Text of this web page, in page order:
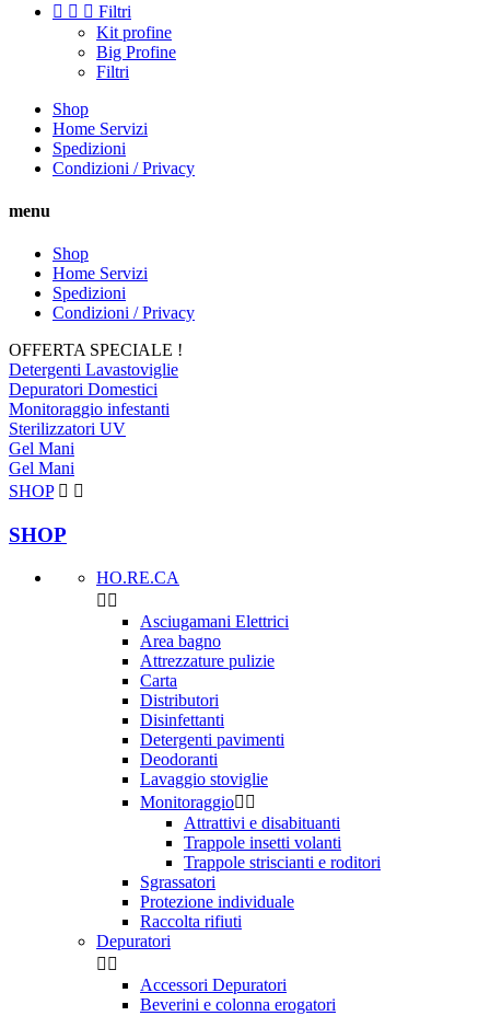
   Filtri
Kit profine
Big Profine
Filtri
Shop
Home Servizi
Spedizioni
Condizioni / Privacy
menu
Shop
Home Servizi
Spedizioni
Condizioni / Privacy
OFFERTA SPECIALE !
Detergenti Lavastoviglie
Depuratori Domestici
Monitoraggio infestanti
Sterilizzatori UV
Gel Mani
Gel Mani
SHOP  
SHOP
HO.RE.CA
 
Asciugamani Elettrici
Area bagno
Attrezzature pulizie
Carta
Distributori
Disinfettanti
Detergenti pavimenti
Deodoranti
Lavaggio stoviglie
Monitoraggio 
Attrattivi e disabituanti
Trappole insetti volanti
Trappole striscianti e roditori
Sgrassatori
Protezione individuale
Raccolta rifiuti
Depuratori
 
Accessori Depuratori
Beverini e colonna erogatori